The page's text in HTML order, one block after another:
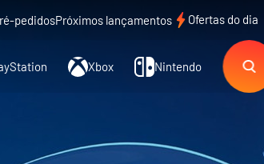
pedidosPróximos lançamentos Ofertas do dia
Xbox Nintendo